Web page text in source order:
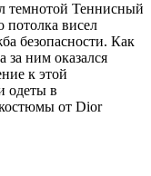
темнотой Теннисный
потолка висел
безопасности. Как
за ним оказался
к этой
одеты в
костюмы от Dior